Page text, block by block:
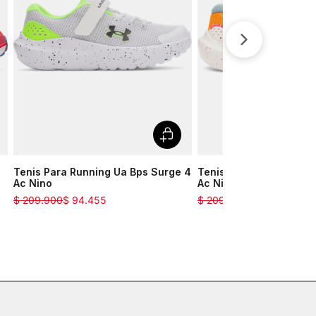
Tenis Para Running Ua Bps Surge 4
Ac Nino
$ 94.455
$ 209.900
Tenis Para Running Ua
Ac Nino
$ 209